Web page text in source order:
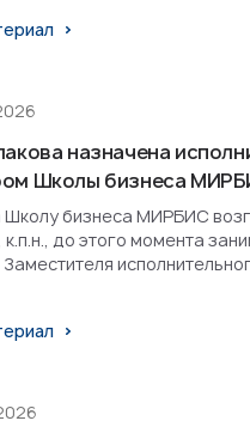
назначена
Школы бизнеса
бизнеса МИРБИС
до этого момента